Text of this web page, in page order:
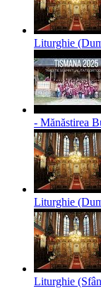
Liturghie
- Mănăstirea
Liturghie
Liturghie